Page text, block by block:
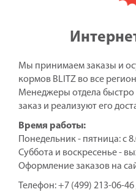
Мы принимаем заказы и
кормов BLITZ во все
Менеджеры отдела
заказ и реализуют его
Время работы:
Понедельник - пятница: с
Суббота и воскресенье -
Оформление заказов на
Телефон: +7 (499) 213-06-46